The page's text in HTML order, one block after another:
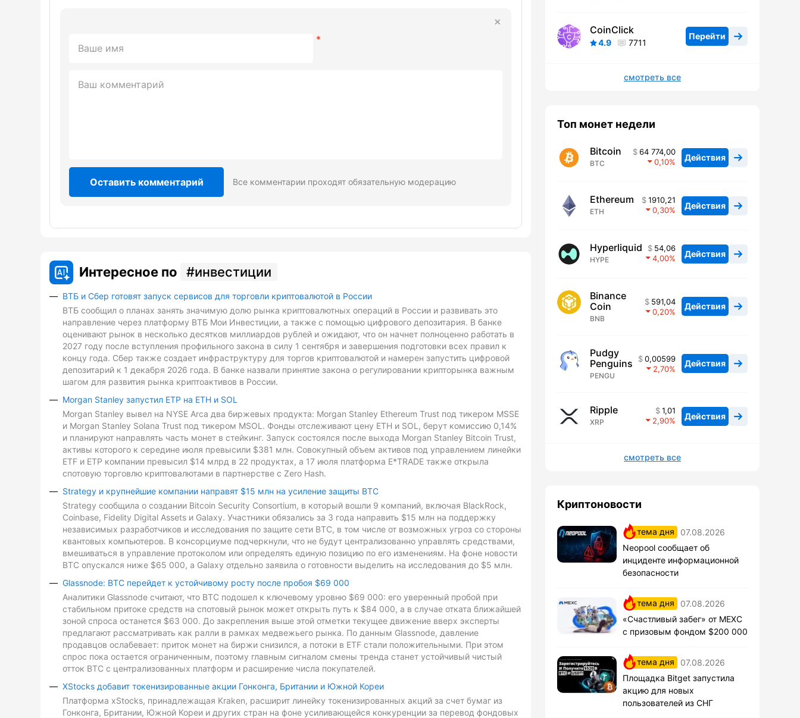
Оставить комментарий Все комментарии проходят обязательную модерацию
Интересное по инвестиции
ВТБ и Сбер готовят запуск сервисов для торговли криптовалютой в России
ВТБ сообщил о планах занять значимую долю рынка криптовалютных операций в России и развивать это
направление через платформу ВТБ Мои Инвестиции, а также с помощью цифрового депозитария. В банке
оценивают рынок в несколько десятков миллиардов рублей и ожидают, что он начнет полноценно работать в
2027 году после вступления профильного закона в силу 1 сентября и завершения подготовки всех правил к
концу года. Сбер также создает инфраструктуру для торгов криптовалютой и намерен запустить цифровой
депозитарий к 1 декабря 2026 года. В банке назвали принятие закона о регулировании крипторынка важным
шагом для развития рынка криптоактивов в России.
Morgan Stanley запустил ETP на ETH и SOL
Morgan Stanley вывел на NYSE Arca два биржевых продукта: Morgan Stanley Ethereum Trust под тикером MSSE
и Morgan Stanley Solana Trust под тикером MSOL. Фонды отслеживают цену ETH и SOL, берут комиссию 0,14%
и планируют направлять часть монет в стейкинг. Запуск состоялся после выхода Morgan Stanley Bitcoin Trust,
активы которого к середине июля превысили $381 млн. Совокупный объем активов под управлением линейки
ETF и ETP компании превысил $14 млрд в 22 продуктах, а 17 июля платформа E*TRADE также открыла
спотовую торговлю криптовалютами в партнерстве с Zero Hash.
Strategy и крупнейшие компании направят $15 млн на усиление защиты BTC
Strategy сообщила о создании Bitcoin Security Consortium, в который вошли 9 компаний, включая BlackRock,
Coinbase, Fidelity Digital Assets и Galaxy. Участники обязались за 3 года направить $15 млн на поддержку
независимых разработчиков и исследования по защите сети BTC, в том числе от возможных угроз со стороны
квантовых компьютеров. В консорциуме подчеркнули, что не будут централизованно управлять средствами,
вмешиваться в управление протоколом или определять единую позицию по его изменениям. На фоне новости
BTC опускался ниже $65 000, а Galaxy отдельно заявила о готовности выделить на исследования до $5 млн.
Glassnode: BTC перейдет к устойчивому росту после пробоя $69 000
Аналитики Glassnode считают, что BTC подошел к ключевому уровню $69 000: его уверенный пробой при
стабильном притоке средств на спотовый рынок может открыть путь к $84 000, а в случае отката ближайшей
зоной спроса останется $63 000. До закрепления выше этой отметки текущее движение вверх эксперты
предлагают рассматривать как ралли в рамках медвежьего рынка. По данным Glassnode, давление
продавцов ослабевает: приток монет на биржи снизился, а потоки в ETF стали положительными. При этом
спрос пока остается ограниченным, поэтому главным сигналом смены тренда станет устойчивый чистый
отток BTC с централизованных платформ и расширение числа покупателей.
XStocks добавит токенизированные акции Гонконга, Британии и Южной Кореи
Платформа xStocks, принадлежащая Kraken, расширит линейку токенизированных акций за счет бумаг из
Гонконга, Британии, Южной Кореи и других стран на фоне усиливающейся конкуренции за перевод фондовых
CoinClick
4.9 7711
Перейти
смотреть все
Топ монет недели
Bitcoin
BTC
64 774,00
0,10
Действия
Ethereum
ETH
1910,21
0,30
Действия
Hyperliquid
HYPE
54,06
4,00
Действия
Binance
Coin
BNB
591,04
0,20
Действия
Pudgy
Penguins
PENGU
0,00599
2,70
Действия
Ripple
XRP
1,01
2,90
Действия
смотреть все
Криптоновости
тема дня
07.08.2026
Neopool сообщает об
инциденте информационной
безопасности
тема дня
07.08.2026
«Счастливый забег» от MEXC
с призовым фондом $200 000
тема дня
07.08.2026
Площадка Bitget запустила
акцию для новых
пользователей из СНГ